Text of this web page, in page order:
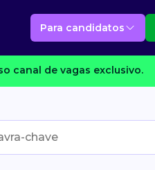
Para candidatos
canal de vagas exclusivo.